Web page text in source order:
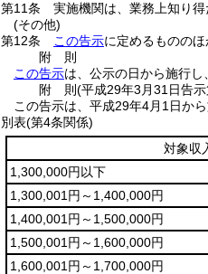
第11条
実施機関は、業務上知り得
(その他)
第12条
この告示に定めるものの
附 則
この告示は、公示の日から施行し
附 則(平成29年3月31日告
この告示は、平成29年4月1日から
別表(第4条関係)
対象収
1,300,000円以下
1,300,001円～1,400,000円
1,400,001円～1,500,000円
1,500,001円～1,600,000円
1,600,001円～1,700,000円